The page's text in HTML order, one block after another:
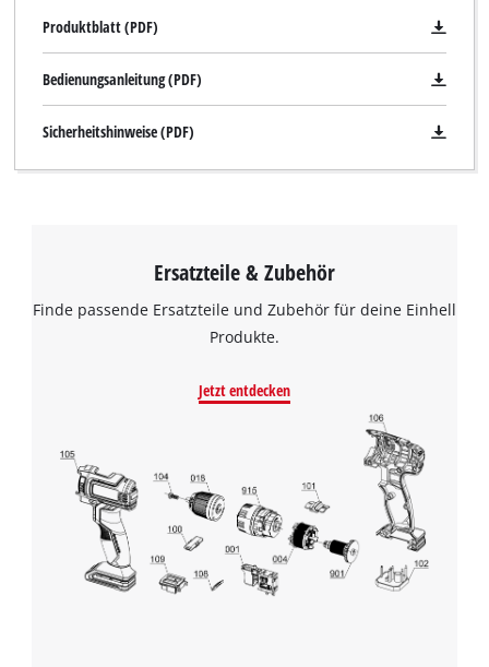
Produktblatt (PDF)
Bedienungsanleitung (PDF)
Sicherheitshinweise (PDF)
Ersatzteile & Zubehör
Finde passende Ersatzteile und Zubehör für deine Einhell
Produkte.
Jetzt entdecken